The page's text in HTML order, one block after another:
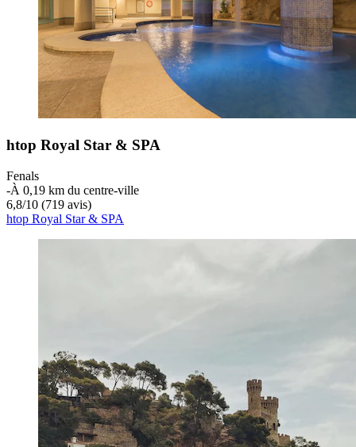
htop Royal Star & SPA
Fenals
‐À 0,19 km du centre-ville
6,8/10 (719 avis)
htop Royal Star & SPA